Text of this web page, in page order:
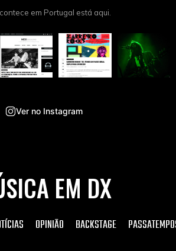
em Portugal está aqui.
Ver no Instagram
EM DX
OPINIÃO BACKSTAGE